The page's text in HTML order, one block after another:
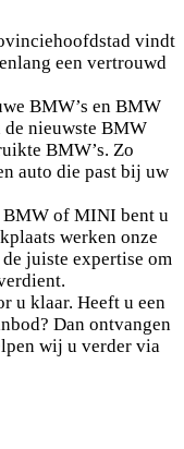
vindt
een vertrouwd
BMW’s en BMW
de nieuwste BMW
BMW’s. Zo
auto die past bij uw
BMW of MINI bent u
werken onze
juiste expertise om
u klaar. Heeft u een
Dan ontvangen
wij u verder via